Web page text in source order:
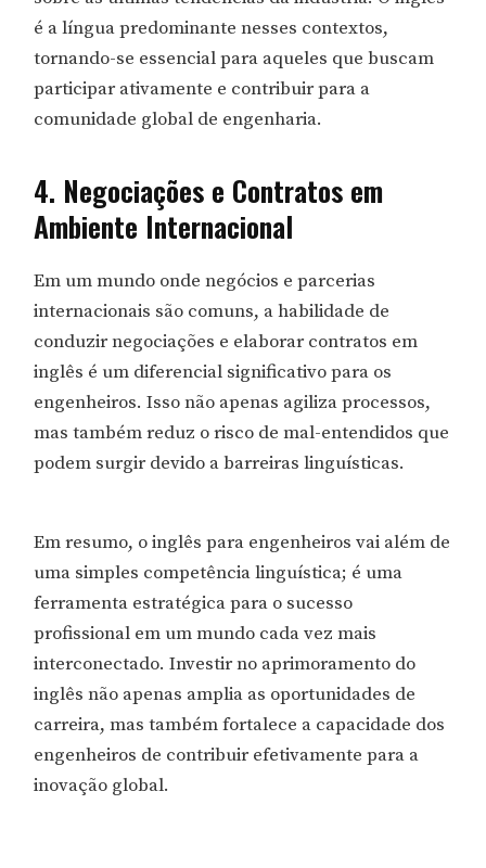
é a língua predominante nesses contextos,
tornando-se essencial para aqueles que buscam
participar ativamente e contribuir para a
comunidade global de engenharia.
4. Negociações e Contratos em
Ambiente Internacional
Em um mundo onde negócios e parcerias
internacionais são comuns, a habilidade de
conduzir negociações e elaborar contratos em
inglês é um diferencial significativo para os
engenheiros. Isso não apenas agiliza processos,
mas também reduz o risco de mal-entendidos que
podem surgir devido a barreiras linguísticas.
Em resumo, o inglês para engenheiros vai além de
uma simples competência linguística; é uma
ferramenta estratégica para o sucesso
profissional em um mundo cada vez mais
interconectado. Investir no aprimoramento do
inglês não apenas amplia as oportunidades de
carreira, mas também fortalece a capacidade dos
engenheiros de contribuir efetivamente para a
inovação global.